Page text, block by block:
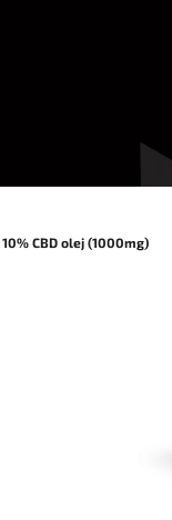
10% CBD olej (1000mg)